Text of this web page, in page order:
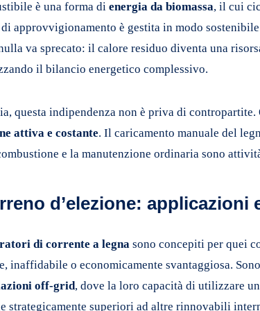
è una forma di energia da biomassa, il cui
approvvigionamento è gestita in modo
va sprecato: il calore residuo diventa una
il bilancio energetico complessivo.
questa indipendenza non è priva di
attiva e costante. Il caricamento manuale del
e la manutenzione ordinaria sono
d’elezione: applicazioni
di corrente a legna sono concepiti per quei
inaffidabile o economicamente svantaggiosa.
off-grid, dove la loro capacità di utilizzare
strategicamente superiori ad altre rinnovabili